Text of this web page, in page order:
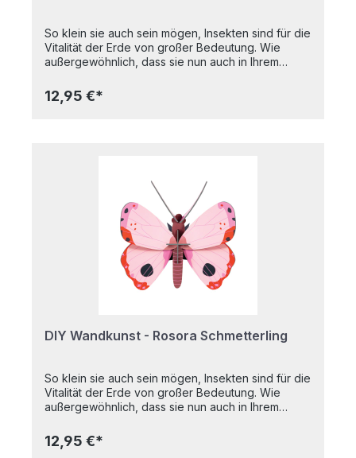
So klein sie auch sein mögen, Insekten sind für die
Vitalität der Erde von großer Bedeutung. Wie
außergewöhnlich, dass sie nun auch in Ihrem
können! Gedruckt auf recyceltem Karton mit
pflanzlicher Tinte, verleihen diese farbenfrohen
B7-Bogen mit 13 Teilen zum Ausklappen und
Zusammenbauen; eine Bauanleitung befindet sich
auf der Innenseite der Verpackung. Maße
(zusammengebaut): 12,5 x 4 x 14,6 cm
12,95 €*
DIY Wandkunst - Rosora Schmetterling
So klein sie auch sein mögen, Insekten sind für die
Vitalität der Erde von großer Bedeutung. Wie
außergewöhnlich, dass sie nun auch in Ihrem
können! Gedruckt auf recyceltem Karton mit
pflanzlicher Tinte, verleihen diese farbenfrohen
12,95 €*